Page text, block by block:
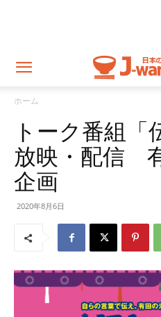
ホーム
トーク番組「
放映・配信
企画
2020年8月6日